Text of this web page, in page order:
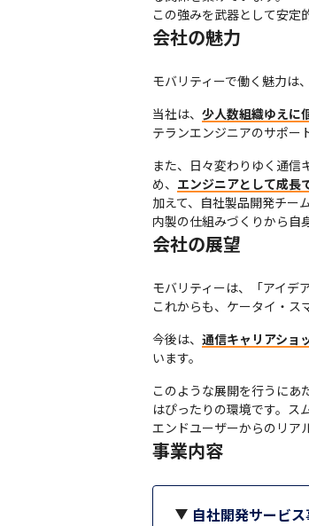
この強みを武器として安定
会社の魅力
モバリティーで働く魅力は
当社は、 少人数組織ゆえに
テランエンジニアのサポー
また、日々変わりゆく通信
め、 エンジニアとして成長
加えて、自社製品開発チー
内製の仕組みづくりから自
会社の展望
モバリティーは、「アイデ
これからも、ケータイ・ス
今後は、 通信キャリアショ
います。
このような展開を行うにあ
はぴったりの環境です。ス
エンドユーザーからのリア
事業内容
自社開発サービ